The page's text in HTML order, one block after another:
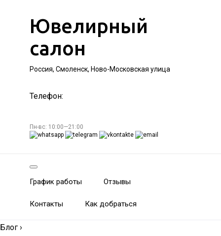
Ювелирный
салон
Россия, Смоленск, Ново-Московская улица
Телефон:
Пн-вс: 10:00—21:00
График работы Отзывы
Контакты Как добраться
Блог ›